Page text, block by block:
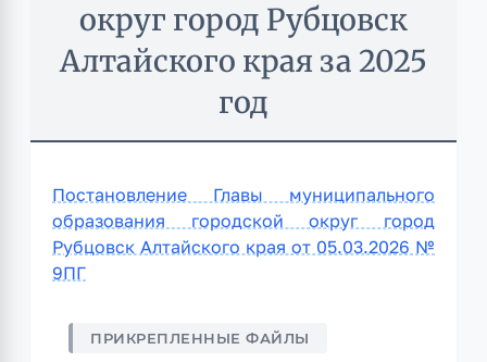
округ город Рубцовск
Алтайского края за 2025
год
Постановление Главы муниципального
образования городской округ город
Рубцовск Алтайского края от 05.03.2026 №
9ПГ